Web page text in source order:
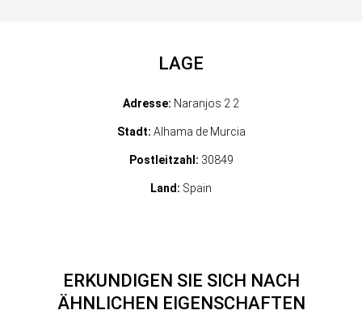
LAGE
Adresse: Naranjos 2 2
Stadt: Alhama de Murcia
Postleitzahl: 30849
Land: Spain
ERKUNDIGEN SIE SICH NACH
ÄHNLICHEN EIGENSCHAFTEN